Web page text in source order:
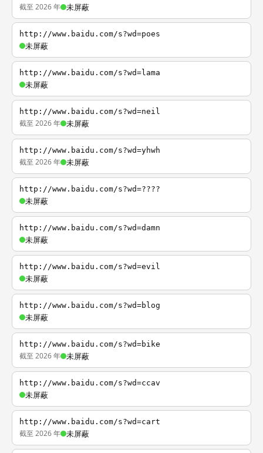
截至 2026 年 未屏蔽
http://www.baidu.com/s?wd=poes
未屏蔽
http://www.baidu.com/s?wd=lama
未屏蔽
http://www.baidu.com/s?wd=neil
截至 2026 年 未屏蔽
http://www.baidu.com/s?wd=yhwh
截至 2026 年 未屏蔽
http://www.baidu.com/s?wd=????
未屏蔽
http://www.baidu.com/s?wd=damn
未屏蔽
http://www.baidu.com/s?wd=evil
未屏蔽
http://www.baidu.com/s?wd=blog
未屏蔽
http://www.baidu.com/s?wd=bike
截至 2026 年 未屏蔽
http://www.baidu.com/s?wd=ccav
未屏蔽
http://www.baidu.com/s?wd=cart
截至 2026 年 未屏蔽